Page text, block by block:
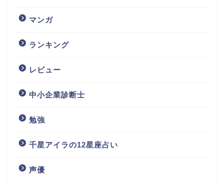
マンガ
ランキング
レビュー
中小企業診断士
勉強
千星アイラの12星座占い
声優